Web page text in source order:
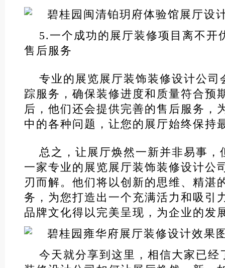
5.一个成功的展厅装修项目离不开
售后服务
专业的展览展厅装饰装修设计公司
踪服务，确保装修进度和质量符合预
后，他们还会提供完善的售后服务，
中的各种问题，让您的展厅始终保持
总之，让展厅焕然一新并非易事，
一家专业的展览展厅装饰装修设计公
刃而解。他们将以创新的思维、精湛
务，为您打造出一个充满活力和吸引
品牌文化得以完美呈现，为企业的发
今天就分享到这里，相信大家已经